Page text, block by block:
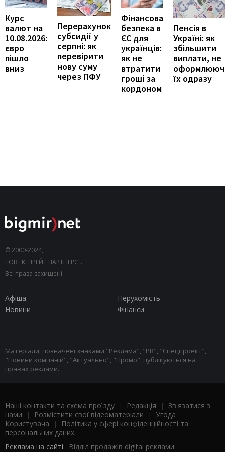
Курс
валют на
10.08.2026:
євро
пішло
вниз
Перерахунок
субсидії у
серпні: як
перевірити
нову суму
через ПФУ
Фінансова
безпека в
ЄС для
українців:
як не
втратити
гроші за
кордоном
Пенсія в
Україні: як
збільшити
виплати, не
їх одразу
© 2000-2024,
ТОВ "КЕПРЕЙТ ПАРТНЕРС".
Всі права захищені.
Афіша
Нерухомість
Новини
Фінанси
Матеріали, позначені знаками "Реклама", "PR", "Спецпроект",
"Новини компаній", "Актуально", "Промо", публікуються на
правах реклами.
Наші контакти та схема проїзду | Редакція | Зв'язатися з
нами | Розмістити свої відеоматеріали | Угода
Користувача |
Політика у сфері конфіденційності та
персональних даних
Реклама на сайті: Відділ продажів digital реклами